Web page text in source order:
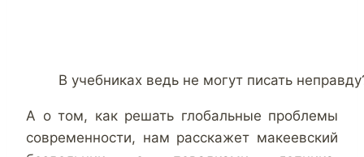
В учебниках ведь не могут писать
А о том, как решать глобальные проблемы
современности, нам расскажет макеевский